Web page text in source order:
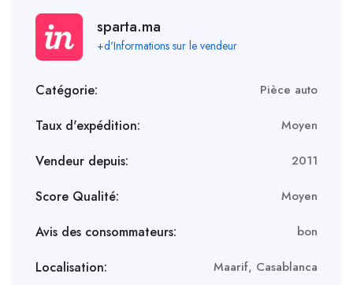
sparta.ma
+d'Informations sur le vendeur
Catégorie: Pièce auto
Taux d'expédition: Moyen
Vendeur depuis: 2011
Score Qualité: Moyen
Avis des consommateurs: bon
Localisation: Maarif, Casablanca